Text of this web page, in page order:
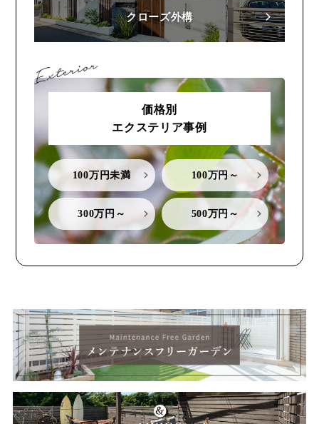
クローズ外構
価格別
エクステリア事例
100万円未満 100万円～
300万円～ 500万円～